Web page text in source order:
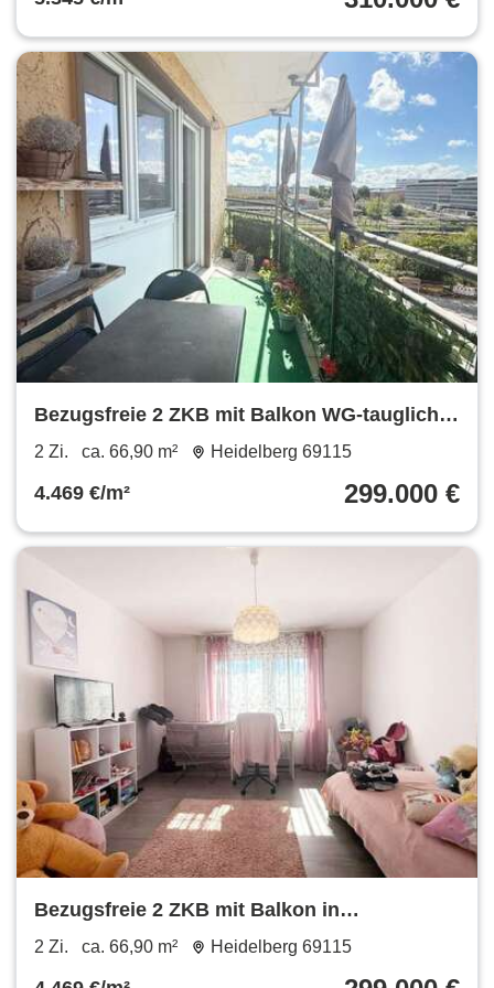
Bezugsfreie 2 ZKB mit Balkon WG-tauglich
Großteils modernisiert HD-Weststadt
2 Zi. ca. 66,90 m² Heidelberg 69115
4.469 €/m² 299.000 €
Bezugsfreie 2 ZKB mit Balkon in
verkehrsgünstiger Lage Großteils
2 Zi. ca. 66,90 m² Heidelberg 69115